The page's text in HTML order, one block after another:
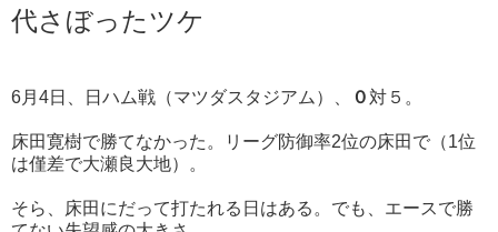
代さぼったツケ
6月4日、日ハム戦（マツダスタジアム）、 ０ 対５。
床田寛樹で勝てなかった。リーグ防御率2位の床田で（1位
は僅差で大瀬良大地）。
そら、床田にだって打たれる日はある。でも、エースで勝